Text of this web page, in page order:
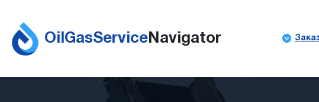
OilGasService Navigator